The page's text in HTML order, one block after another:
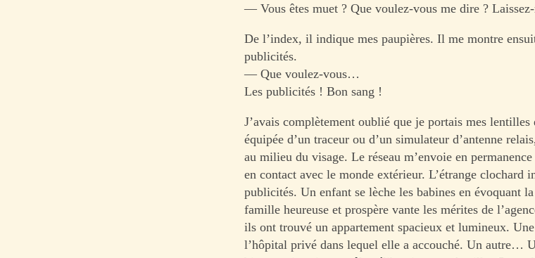
— Vous êtes muet ? Que voulez-vous me dire ?
De l’index, il indique mes paupières. Il me montre
publicités.
— Que voulez-vous…
Les publicités ! Bon sang !
J’avais complètement oublié que je portais mes
équipée d’un traceur ou d’un simulateur d’antenne
au milieu du visage. Le réseau m’envoie en
en contact avec le monde extérieur. L’étrange clochard
publicités. Un enfant se lèche les babines en évoquant
famille heureuse et prospère vante les mérites de
ils ont trouvé un appartement spacieux et lumineux.
l’hôpital privé dans lequel elle a accouché. Un autre…